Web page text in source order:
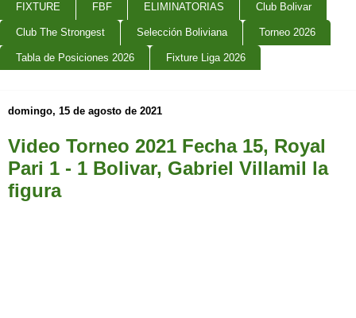
FIXTURE FBF ELIMINATORIAS Club Bolivar
Club The Strongest Selección Boliviana Torneo 2026
Tabla de Posiciones 2026 Fixture Liga 2026
domingo, 15 de agosto de 2021
Video Torneo 2021 Fecha 15, Royal
Pari 1 - 1 Bolivar, Gabriel Villamil la
figura